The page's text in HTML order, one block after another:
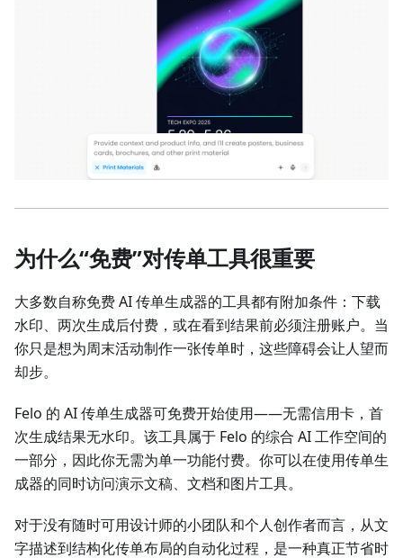
为什么“免费”对传单工具很重要
大多数自称免费 AI 传单生成器的工具都有附加条件：下载
水印、两次生成后付费，或在看到结果前必须注册账户。当
你只是想为周末活动制作一张传单时，这些障碍会让人望而
却步。
Felo 的 AI 传单生成器可免费开始使用——无需信用卡，首
次生成结果无水印。该工具属于 Felo 的综合 AI 工作空间的
一部分，因此你无需为单一功能付费。你可以在使用传单生
成器的同时访问演示文稿、文档和图片工具。
对于没有随时可用设计师的小团队和个人创作者而言，从文
字描述到结构化传单布局的自动化过程，是一种真正节省时